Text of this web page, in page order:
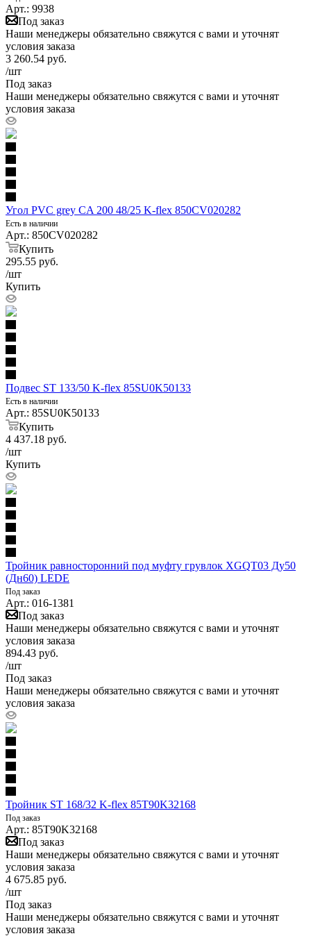
Арт.: 9938
Под заказ
Наши менеджеры обязательно свяжутся с вами и уточнят
условия заказа
3 260.54 руб.
/шт
Под заказ
Наши менеджеры обязательно свяжутся с вами и уточнят
условия заказа
Угол PVC grey CA 200 48/25 K-flex 850CV020282
Есть в наличии
Арт.: 850CV020282
Купить
295.55 руб.
/шт
Купить
Подвес ST 133/50 K-flex 85SU0K50133
Есть в наличии
Арт.: 85SU0K50133
Купить
4 437.18 руб.
/шт
Купить
Тройник равносторонний под муфту грувлок XGQT03 Ду50
(Дн60) LEDE
Под заказ
Арт.: 016-1381
Под заказ
Наши менеджеры обязательно свяжутся с вами и уточнят
условия заказа
894.43 руб.
/шт
Под заказ
Наши менеджеры обязательно свяжутся с вами и уточнят
условия заказа
Тройник ST 168/32 K-flex 85T90K32168
Под заказ
Арт.: 85T90K32168
Под заказ
Наши менеджеры обязательно свяжутся с вами и уточнят
условия заказа
4 675.85 руб.
/шт
Под заказ
Наши менеджеры обязательно свяжутся с вами и уточнят
условия заказа